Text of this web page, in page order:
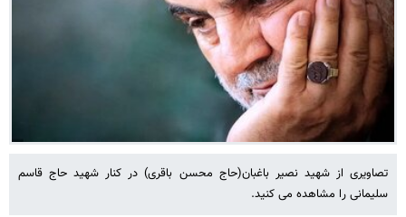
تصاویری از شهید نصیر باغبان(حاج محسن باقری) در کنار شهید حاج قاسم
سلیمانی را مشاهده می کنید.